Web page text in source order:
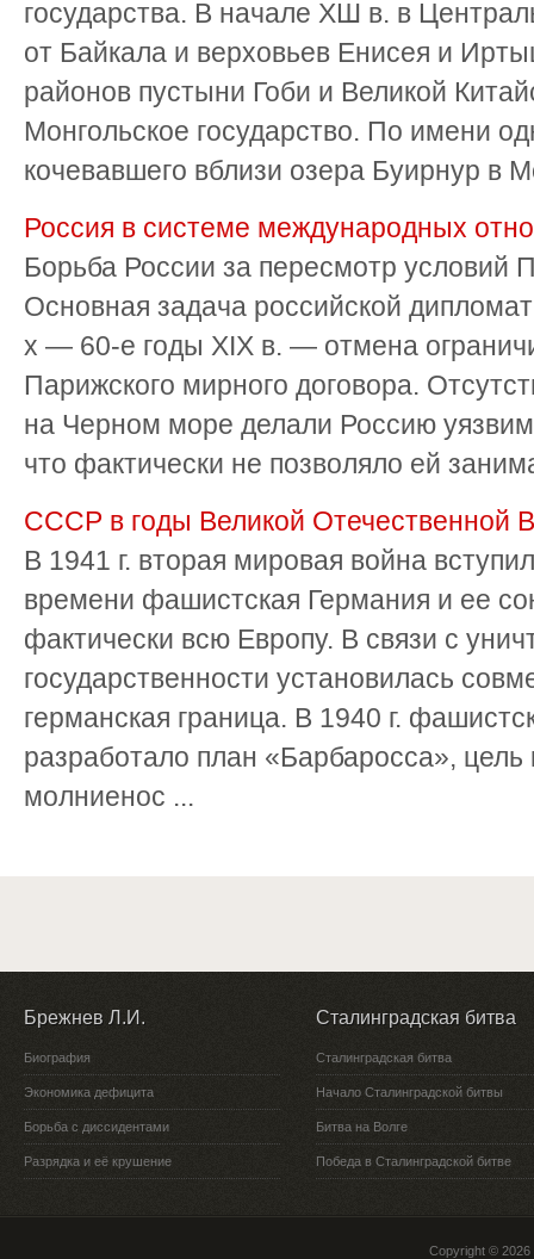
государства. В начале ХШ в. в
от Байкала и верховьев Енисея и
районов пустыни Гоби и Великой
Монгольское государство. По имени
кочевавшего вблизи озера Буирнур в
Россия в системе международных
Борьба России за пересмотр условий
Основная задача российской
х — 60-е годы XIX в. — отмена
Парижского мирного договора.
на Черном море делали Россию
что фактически не позволяло ей
СССР в годы Великой Отечественной
В 1941 г. вторая мировая война
времени фашистская Германия и ее
фактически всю Европу. В связи с
государственности установилась
германская граница. В 1940 г.
разработало план «Барбаросса», цель
молниенос ...
Брежнев Л.И.
Биография
Экономика дефицита
Борьба с диссидентами
Разрядка и её крушение
Сталинградская битва
Сталинградская битва
Начало Сталинградской битвы
Битва на Волге
Победа в Сталинградской битве
Copyright © 2026